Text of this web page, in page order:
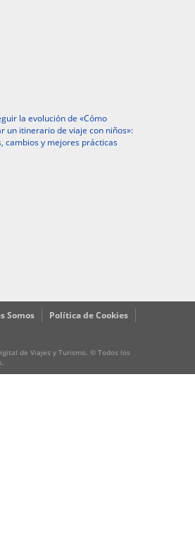
la evolución de «Cómo
un itinerario de viaje con niños»:
cambios y mejores prácticas
Somos
Política de Cookies
de Viajes y Turismo. © Todos los